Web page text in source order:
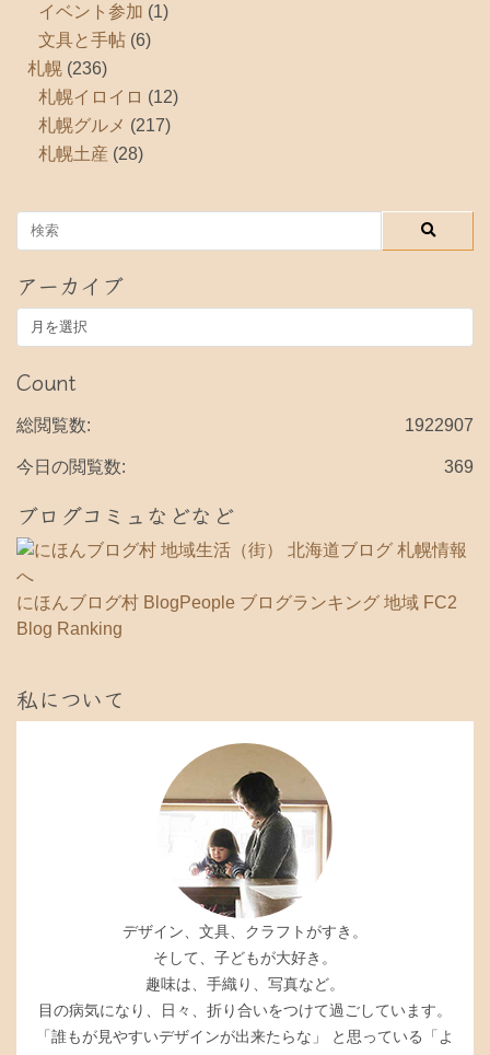
イベント参加 (1)
文具と手帖 (6)
札幌 (236)
札幌イロイロ (12)
札幌グルメ (217)
札幌土産 (28)
アーカイブ
ー
カ
ブ
Count
1922907
総閲覧数:
369
今日の閲覧数:
ブログコミュなどなど
にほんブログ村 BlogPeople ブログランキング 地域 FC2
Blog Ranking
私について
デザイン、文具、クラフトがすき。
そして、子どもが大好き。
趣味は、手織り、写真など。
目の病気になり、日々、折り合いをつけて過ごしています。
「誰もが見やすいデザインが出来たらな」 と思っている「よ